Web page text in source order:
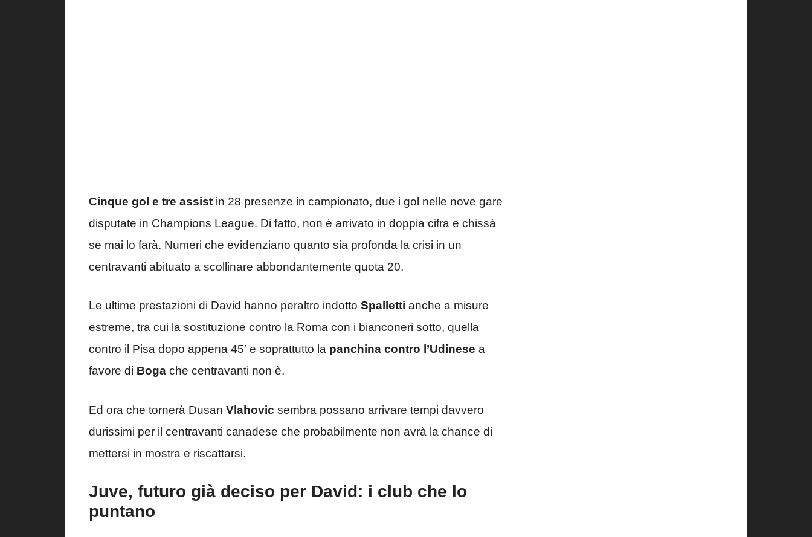
Cinque gol e tre assist in 28 presenze in campionato, due i gol nelle nove gare
disputate in Champions League. Di fatto, non è arrivato in doppia cifra e chissà
se mai lo farà. Numeri che evidenziano quanto sia profonda la crisi in un
centravanti abituato a scollinare abbondantemente quota 20.
Le ultime prestazioni di David hanno peraltro indotto Spalletti anche a misure
estreme, tra cui la sostituzione contro la Roma con i bianconeri sotto, quella
contro il Pisa dopo appena 45′ e soprattutto la panchina contro l’Udinese a
favore di Boga che centravanti non è.
Ed ora che tornerà Dusan Vlahovic sembra possano arrivare tempi davvero
durissimi per il centravanti canadese che probabilmente non avrà la chance di
mettersi in mostra e riscattarsi.
Juve, futuro già deciso per David: i club che lo
puntano